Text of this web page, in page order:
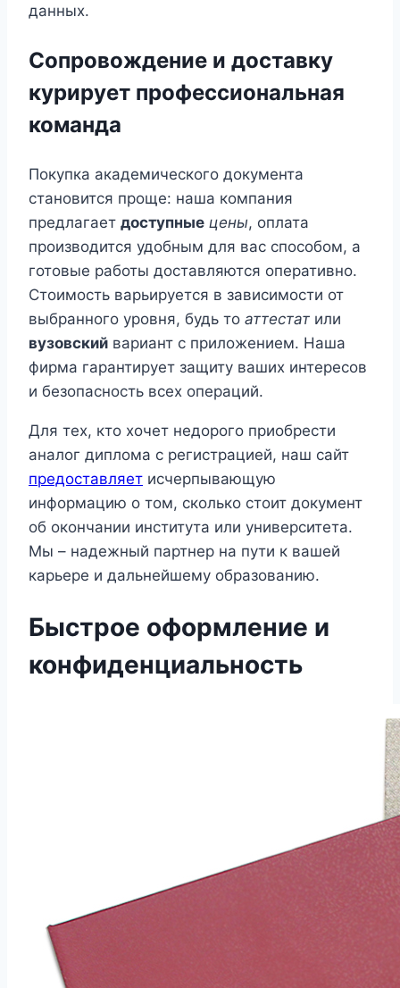
данных.
Сопровождение и доставку
курирует профессиональная
команда
Покупка академического документа
становится проще: наша компания
предлагает доступные цены, оплата
производится удобным для вас способом, а
готовые работы доставляются оперативно.
Стоимость варьируется в зависимости от
выбранного уровня, будь то аттестат или
вузовский вариант с приложением. Наша
фирма гарантирует защиту ваших интересов
и безопасность всех операций.
Для тех, кто хочет недорого приобрести
аналог диплома с регистрацией, наш сайт
предоставляет исчерпывающую
информацию о том, сколько стоит документ
об окончании института или университета.
Мы – надежный партнер на пути к вашей
карьере и дальнейшему образованию.
Быстрое оформление и
конфиденциальность